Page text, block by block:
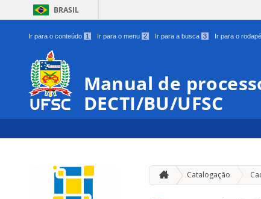
BRASIL
Ir para o conteúdo 1 Ir para o menu 2 Ir para a busca 3 Ir para o rodapé
Manual de
DECTI/BU/UFSC
Catalogação